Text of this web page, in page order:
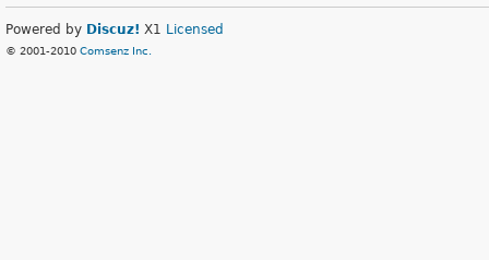
Powered by Discuz! X1 Licensed
© 2001-2010 Comsenz Inc.